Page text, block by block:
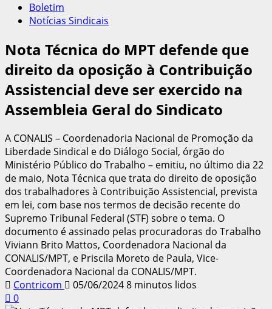
Boletim
Notícias Sindicais
Nota Técnica do MPT defende que
direito da oposição à Contribuição
Assistencial deve ser exercido na
Assembleia Geral do Sindicato
A CONALIS – Coordenadoria Nacional de Promoção da
Liberdade Sindical e do Diálogo Social, órgão do
Ministério Público do Trabalho – emitiu, no último dia 22
de maio, Nota Técnica que trata do direito de oposição
dos trabalhadores à Contribuição Assistencial, prevista
em lei, com base nos termos de decisão recente do
Supremo Tribunal Federal (STF) sobre o tema. O
documento é assinado pelas procuradoras do Trabalho
Viviann Brito Mattos, Coordenadora Nacional da
CONALIS/MPT, e Priscila Moreto de Paula, Vice-
Coordenadora Nacional da CONALIS/MPT.
Contricom
05/06/20248 minutos lidos
0